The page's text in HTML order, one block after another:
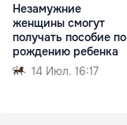
Незамужние
женщины смогут
получать пособие по
рождению ребенка
14 Июл. 16:17